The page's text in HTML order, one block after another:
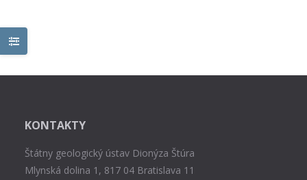
KONTAKTY
Štátny geologický ústav Dionýza Štúra
Mlynská dolina 1, 817 04 Bratislava 11